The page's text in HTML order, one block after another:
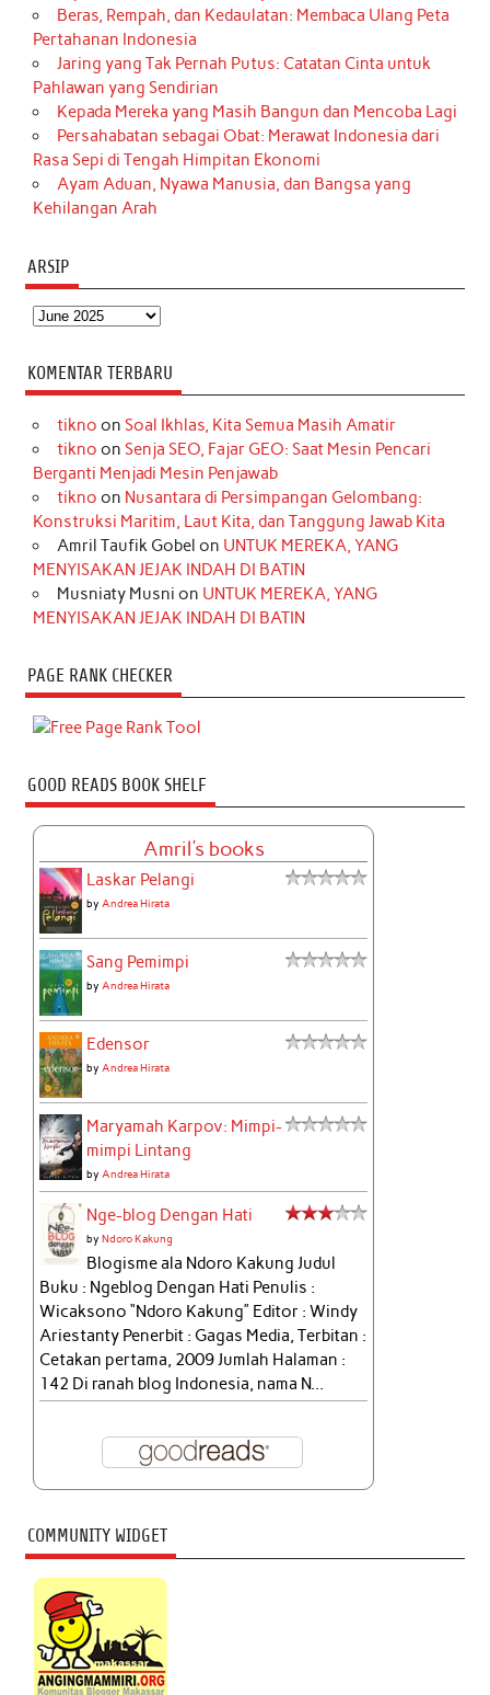
Beras, Rempah, dan Kedaulatan: Membaca Ulang Peta
Pertahanan Indonesia
Jaring yang Tak Pernah Putus: Catatan Cinta untuk
Pahlawan yang Sendirian
Kepada Mereka yang Masih Bangun dan Mencoba Lagi
Persahabatan sebagai Obat: Merawat Indonesia dari
Rasa Sepi di Tengah Himpitan Ekonomi
Ayam Aduan, Nyawa Manusia, dan Bangsa yang
Kehilangan Arah
ARSIP
Arsip
KOMENTAR TERBARU
tikno on Soal Ikhlas, Kita Semua Masih Amatir
tikno on Senja SEO, Fajar GEO: Saat Mesin Pencari
Berganti Menjadi Mesin Penjawab
tikno on Nusantara di Persimpangan Gelombang:
Konstruksi Maritim, Laut Kita, dan Tanggung Jawab Kita
Amril Taufik Gobel on UNTUK MEREKA, YANG
MENYISAKAN JEJAK INDAH DI BATIN
Musniaty Musni on UNTUK MEREKA, YANG
MENYISAKAN JEJAK INDAH DI BATIN
PAGE RANK CHECKER
GOOD READS BOOK SHELF
Amril's books
Laskar Pelangi
byAndrea Hirata
Sang Pemimpi
byAndrea Hirata
Edensor
byAndrea Hirata
Maryamah Karpov: Mimpi-
mimpi Lintang
byAndrea Hirata
Nge-blog Dengan Hati
byNdoro Kakung
Blogisme ala Ndoro Kakung Judul
Buku : Ngeblog Dengan Hati Penulis :
Wicaksono “Ndoro Kakung” Editor : Windy
Ariestanty Penerbit : Gagas Media, Terbitan :
Cetakan pertama, 2009 Jumlah Halaman :
142 Di ranah blog Indonesia, nama N...
COMMUNITY WIDGET